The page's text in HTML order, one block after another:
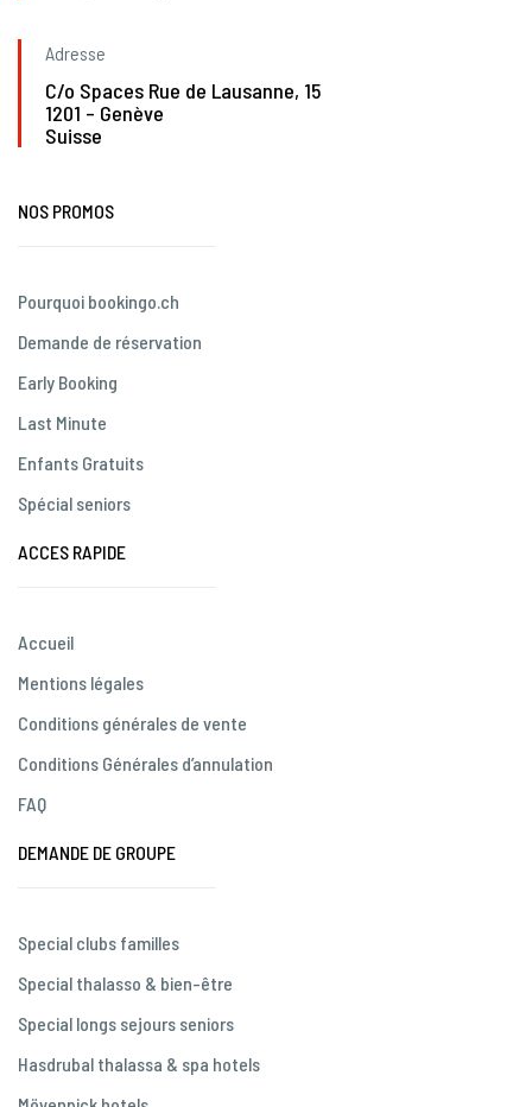
Adresse
C/o Spaces Rue de Lausanne, 15
1201 – Genève
Suisse
NOS PROMOS
Pourquoi bookingo.ch
Demande de réservation
Early Booking
Last Minute
Enfants Gratuits
Spécial seniors
ACCES RAPIDE
Accueil
Mentions légales
Conditions générales de vente
Conditions Générales d’annulation
FAQ
DEMANDE DE GROUPE
Special clubs familles
Special thalasso & bien-être
Special longs sejours seniors
Hasdrubal thalassa & spa hotels